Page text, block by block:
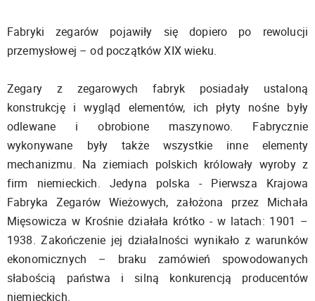
Fabryki zegarów pojawiły się dopiero po rewolucji
przemysłowej – od początków XIX wieku.
Zegary z zegarowych fabryk posiadały ustaloną
konstrukcję i wygląd elementów, ich płyty nośne były
odlewane i obrobione maszynowo. Fabrycznie
wykonywane były także wszystkie inne elementy
mechanizmu. Na ziemiach polskich królowały wyroby z
firm niemieckich. Jedyna polska - Pierwsza Krajowa
Fabryka Zegarów Wieżowych, założona przez Michała
Mięsowicza w Krośnie działała krótko - w latach: 1901 –
1938. Zakończenie jej działalności wynikało z warunków
ekonomicznych – braku zamówień spowodowanych
słabością państwa i silną konkurencją producentów
niemieckich.